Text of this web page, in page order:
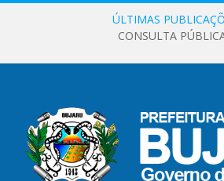
ÚLTIMAS
CONSULTA